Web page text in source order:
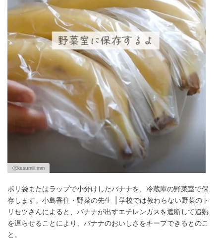
Ⓒkasumiii.mm
ポリ袋またはラップで小分けしたバナナを、冷蔵庫の野菜室で保
存します。小島香住・野菜の先生 ⎪学校では教わらない野菜のト
リセツさんによると、バナナが出すエチレンガスを遮断して追熟
を遅らせることにより、バナナのおいしさをキープできるとのこ
と。